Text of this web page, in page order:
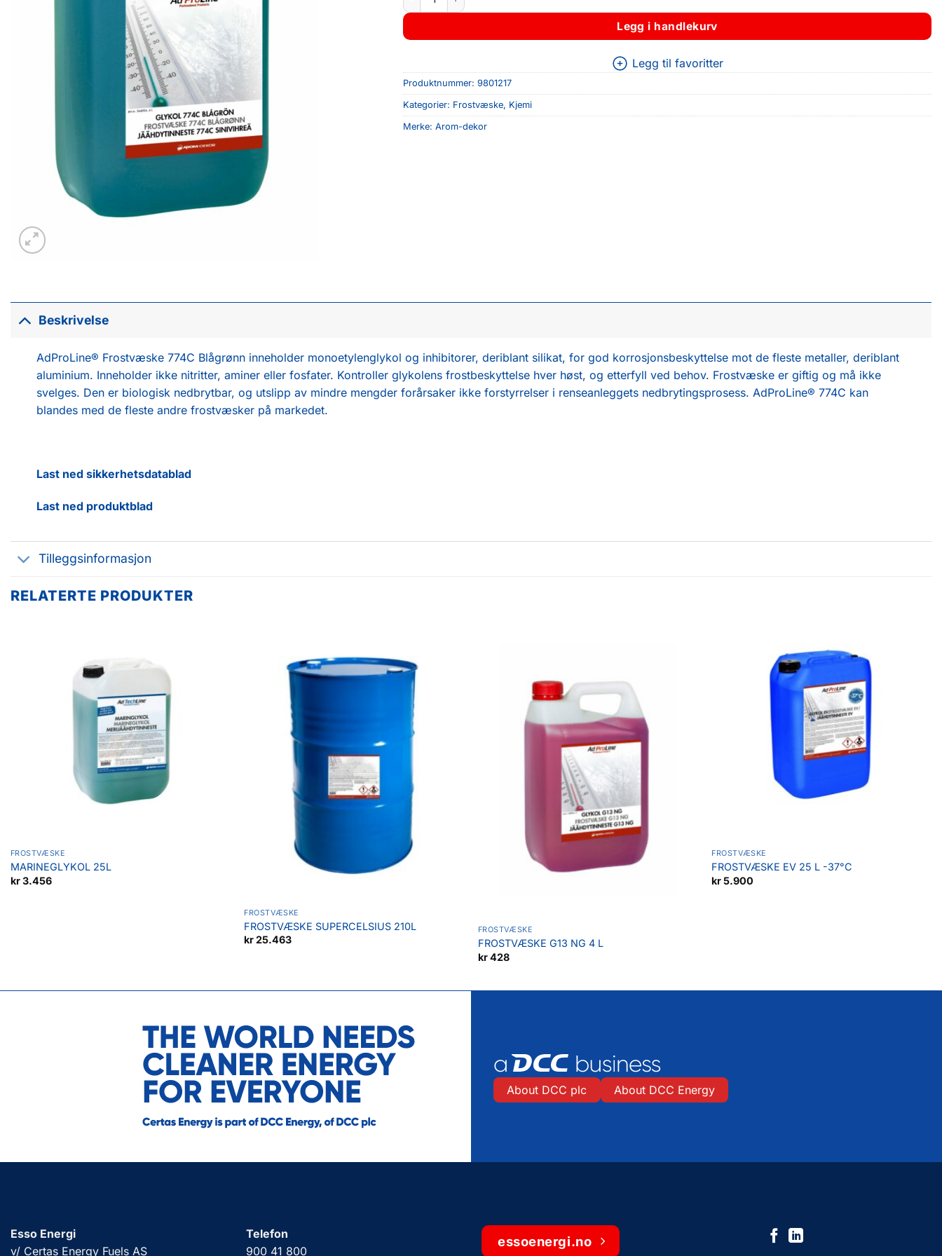
Legg i handlekurv
Legg til favoritter
Produktnummer: 9801217
Kategorier: Frostvæske, Kjemi
Merke: Arom-dekor
Beskrivelse
AdProLine® Frostvæske 774C Blågrønn inneholder monoetylenglykol og inhibitorer, deriblant silikat, for god korrosjonsbeskyttelse mot de fleste metaller, deriblant
aluminium. Inneholder ikke nitritter, aminer eller fosfater. Kontroller glykolens frostbeskyttelse hver høst, og etterfyll ved behov. Frostvæske er giftig og må ikke
svelges. Den er biologisk nedbrytbar, og utslipp av mindre mengder forårsaker ikke forstyrrelser i renseanleggets nedbrytingsprosess. AdProLine® 774C kan
blandes med de fleste andre frostvæsker på markedet.
Last ned sikkerhetsdatablad
Last ned produktblad
Tilleggsinformasjon
RELATERTE PRODUKTER
FROSTVÆSKE
MARINEGLYKOL 25L
kr3.456
FROSTVÆSKE
FROSTVÆSKE SUPERCELSIUS 210L
kr25.463
FROSTVÆSKE
FROSTVÆSKE G13 NG 4 L
kr428
FROSTVÆSKE
FROSTVÆSKE EV 25 L -37°C
kr5.900
About DCC plc About DCC Energy
Esso Energi
v/ Certas Energy Fuels AS
Telefon
900 41 800
essoenergi.no